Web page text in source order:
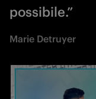
possibile.”
Marie Detruyer